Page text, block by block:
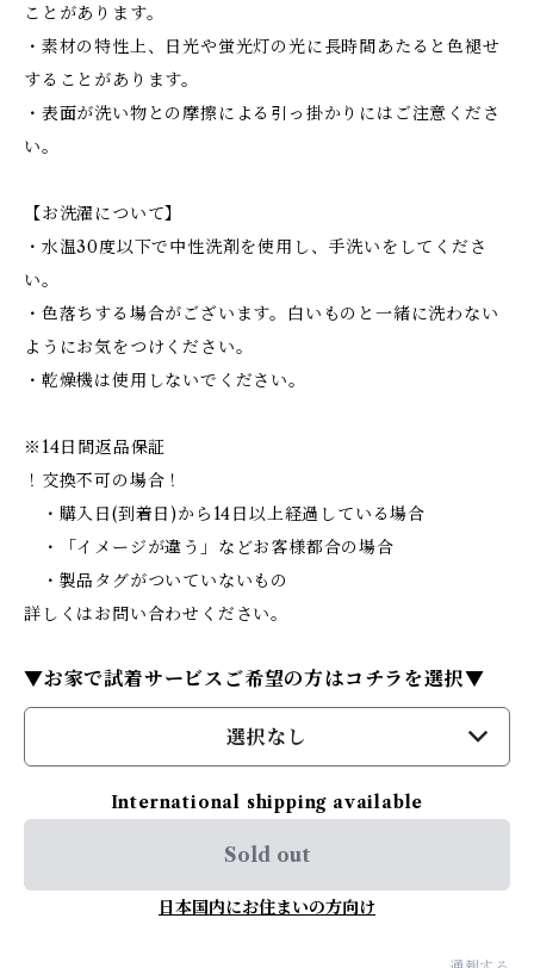
ことがあります。
・素材の特性上、日光や蛍光灯の光に長時間あたると色褪せ
することがあります。
・表面が洗い物との摩擦による引っ掛かりにはご注意くださ
い。
【お洗濯について】
・水温30度以下で中性洗剤を使用し、手洗いをしてくださ
い。
・色落ちする場合がございます。白いものと一緒に洗わない
ようにお気をつけください。
・乾燥機は使用しないでください。
※14日間返品保証
！交換不可の場合！
・購入日(到着日)から14日以上経過している場合
・「イメージが違う」などお客様都合の場合
・製品タグがついていないもの
詳しくはお問い合わせください。
▼お家で試着サービスご希望の方はコチラを選択▼
選択なし
International shipping available
Sold out
日本国内にお住まいの方向け